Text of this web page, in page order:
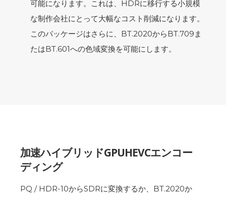
可能になります。これは、HDRに移行する小規模
な制作会社にとって大幅なコスト削減になります。
このパッケージはさらに、BT.2020からBT.709ま
たはBT.601への色域変換を可能にします。
加速ハイブリッドGPUHEVCエンコー
ディング
PQ / HDR-10からSDRに変換するか、BT.2020か